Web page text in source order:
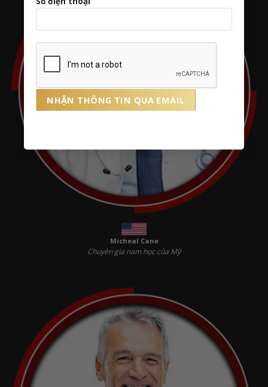
Micheal Cane
Chuyên gia nam học của Mỹ